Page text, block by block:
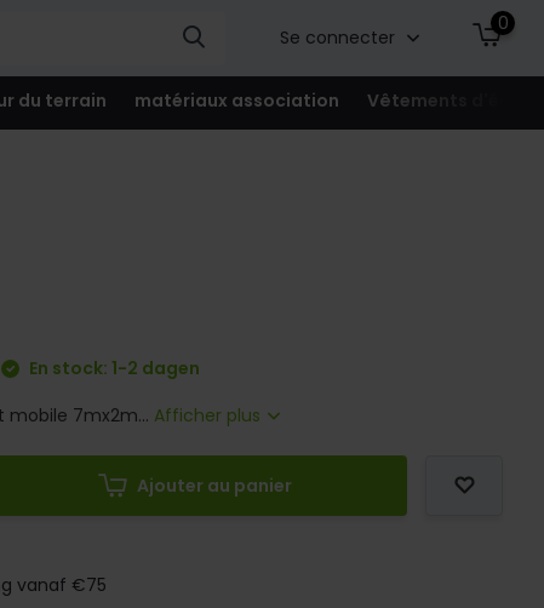
Se connecter
0
du terrain matériaux association Vêtements
En stock: 1-2 dagen
7mx2m... Afficher plus
Ajouter au panier
vanaf €75